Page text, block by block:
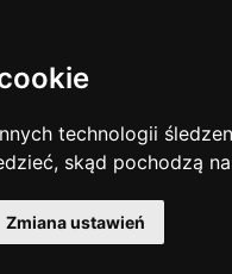
technologii
skąd pochodzą
Zmiana ustawień
dni
u korepetytora
online